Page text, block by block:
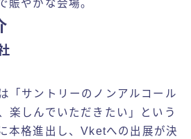
賑やかな会場。
「サントリーのノンアルコール
楽しんでいただきたい」という
本格進出し、Vketへの出展が決